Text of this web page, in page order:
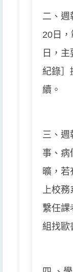
二、週
20日
日，
紀錄］
續。
三、週
事、病
曠，若
上校務
繫任課
組找歐